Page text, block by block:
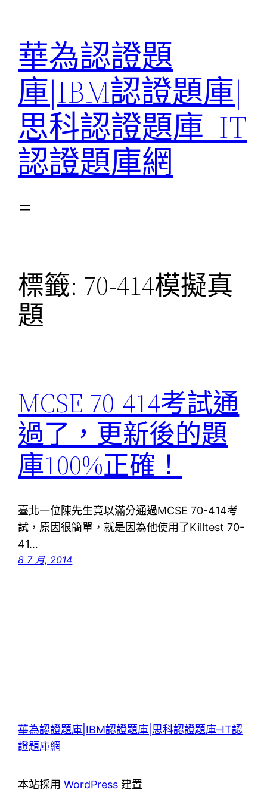
華為認證題
庫|IBM認證題庫|
思科認證題庫–IT
認證題庫網
標籤: 70-414模擬真
題
MCSE 70-414考試通
過了，更新後的題
庫100%正確！
臺北一位陳先生竟以滿分通過MCSE 70-414考
試，原因很簡單，就是因為他使用了Killtest 70-
41…
8 7 月, 2014
華為認證題庫|IBM認證題庫|思科認證題庫–IT認
證題庫網
本站採用WordPress 建置